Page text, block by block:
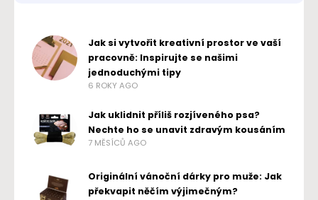
Jak si vytvořit kreativní prostor ve vaší
pracovně: Inspirujte se našimi
jednoduchými tipy
6 ROKY AGO
Jak uklidnit příliš rozjíveného psa?
Nechte ho se unavit zdravým kousáním
7 MĚSÍCŮ AGO
Originální vánoční dárky pro muže: Jak
překvapit něčím výjimečným?